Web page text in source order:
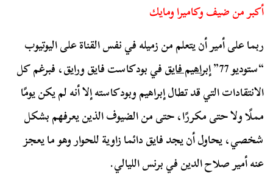
أكبر من ضيف وكاميرا ومايك
ربما على أمير أن يتعلم من زميله في نفس القناة على اليوتيوب
“ستوديو 77”
إبراهيم فايقفي بودكاست فايق ورايق، فبرغم كل
الانتقادات التي قد تطال إبراهيم وبودكاسته إلا أنه لم يكن يومًا
مملًا ولا حتى مكررًا، حتى من الضيوف الذين يعرفهم بشكل
شخصي، يحاول أن يجد فايق دائما زاوية للحوار وهو ما يعجز
عنه أمير صلاح الدين في برنس الليالي.